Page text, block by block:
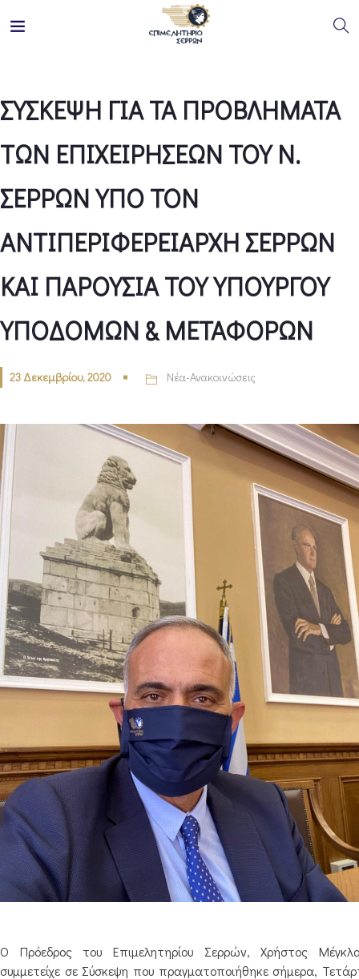
ΣΥΣΚΕΨΗ ΓΙΑ ΤΑ ΠΡΟΒΛΗΜΑΤΑ
ΤΩΝ ΕΠΙΧΕΙΡΗΣΕΩΝ ΤΟΥ Ν.
ΣΕΡΡΩΝ ΥΠΟ ΤΟΝ
ΑΝΤΙΠΕΡΙΦΕΡΕΙΑΡΧΗ ΣΕΡΡΩΝ
ΚΑΙ ΠΑΡΟΥΣΙΑ ΤΟΥ ΥΠΟΥΡΓΟΥ
ΥΠΟΔΟΜΩΝ & ΜΕΤΑΦΟΡΩΝ
23 Δεκεμβρίου, 2020 Νέα-Ανακοινώσεις
Ο Πρόεδρος του Επιμελητηρίου Σερρών, Χρήστος
συμμετείχε σε Σύσκεψη που πραγματοποιήθηκε σήμερα,